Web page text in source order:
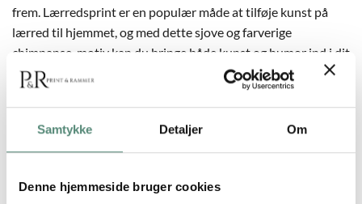
Samtykke Detaljer Om
Denne hjemmeside bruger cookies
frem. Lærredsprint er en populær måde at tilføje kunst på
lærred til hjemmet, og med dette sjove og farverige
chimpanse-motiv kan du bringe både kunst og humor ind i dit
rum. Billedet fås i forskellige størrelser, så du kan finde det
format, der passer bedst til din væg. Udforsk også vores
andre sjove billeder af dyr for at finde flere motiver, der kan
bringe smil og farve til dit hjem.